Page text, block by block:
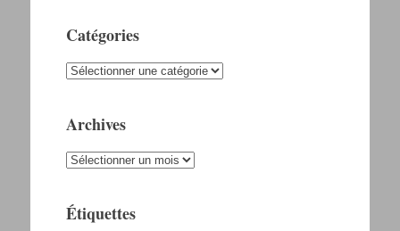
Catégories
Catégories
Archives
Archives
Étiquettes